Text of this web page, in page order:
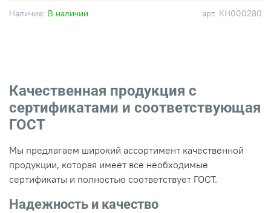
арт. КН000280
Наличие: В наличии
Качественная продукция с
сертификатами и соответствующая
ГОСТ
Мы предлагаем широкий ассортимент качественной
продукции, которая имеет все необходимые
сертификаты и полностью соответствует ГОСТ.
Надежность и качество